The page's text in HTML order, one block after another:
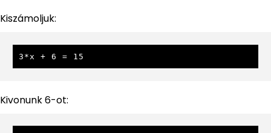
Kiszámoljuk:
3*x + 6 = 15
Kivonunk 6-ot: